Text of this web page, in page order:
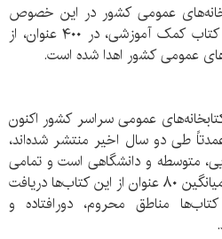
عمومی کشور در این خصوص
گفت: بیش از ۲۰۰ هزار نسخه کتاب کمک آموزشی، در ۴۰۰ عنوان، از
عمومی کشور اهدا شده است.
عمومی سراسر کشور اکنون
طی دو سال اخیر منتشر شده‌اند،
متوسطه و دانشگاهی است و تمامی
کتابخانه‌های عمومی به صورت میانگین ۸۰ عنوان از این کتاب‌ها دریافت
مناطق محروم، دورافتاده و